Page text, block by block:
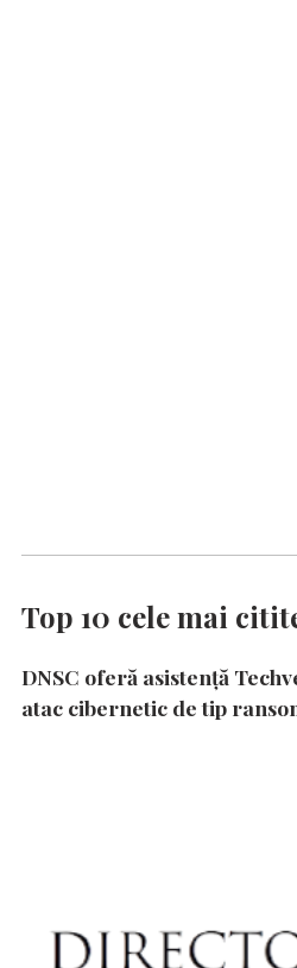
Top 10 cele mai
DNSC oferă asistență
atac cibernetic de tip